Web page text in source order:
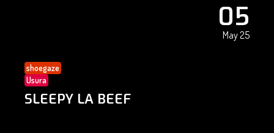
05
May 25
shoegaze
Usura
SLEEPY LA BEEF